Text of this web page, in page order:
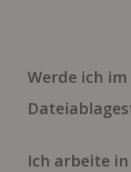
Werde ich
Ich arbeite